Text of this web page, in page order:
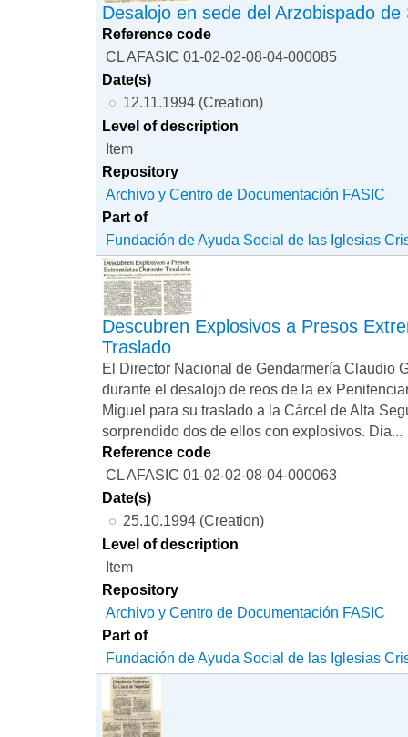
Desalojo en sede del Arzobispado de
Reference code
CL AFASIC 01-02-02-08-04-000085
Date(s)
12.11.1994 (Creation)
Level of description
Item
Repository
Archivo y Centro de Documentación FASIC
Part of
Fundación de Ayuda Social de las Iglesias
Descubren Explosivos a Presos
Traslado
El Director Nacional de Gendarmería Claudio
durante el desalojo de reos de la ex
Miguel para su traslado a la Cárcel de Alta
sorprendido dos de ellos con explosivos. Dia...
Reference code
CL AFASIC 01-02-02-08-04-000063
Date(s)
25.10.1994 (Creation)
Level of description
Item
Repository
Archivo y Centro de Documentación FASIC
Part of
Fundación de Ayuda Social de las Iglesias